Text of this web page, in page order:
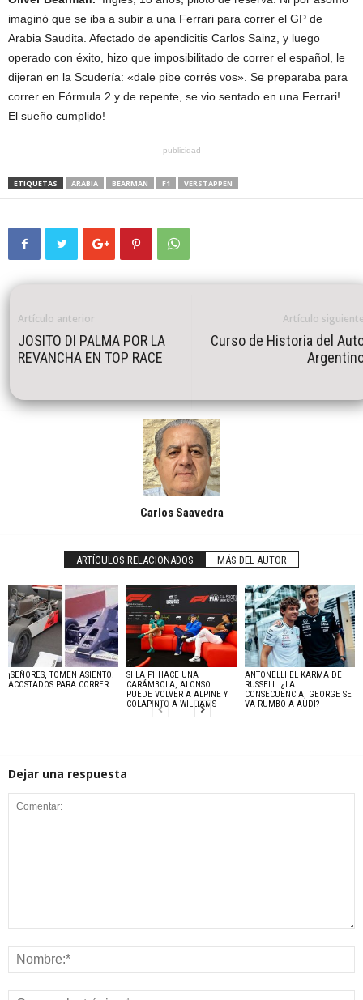
imaginó que se iba a subir a una Ferrari para correr el GP de
Arabia Saudita. Afectado de apendicitis Carlos Sainz, y luego
operado con éxito, hizo que imposibilitado de correr el español, le
dijeran en la Scudería: «dale pibe corrés vos». Se preparaba para
correr en Fórmula 2 y de repente, se vio sentado en una Ferrari!.
El sueño cumplido!
publicidad
ETIQUETAS ARABIA BEARMAN F1 VERSTAPPEN
Artículo anterior
JOSITO DI PALMA POR LA
REVANCHA EN TOP RACE
Artículo
Curso de Historia del
Carlos Saavedra
ARTÍCULOS RELACIONADOS MÁS DEL AUTOR
¡SEÑORES, TOMEN ASIENTO!
ACOSTADOS PARA CORRER…
SI LA F1 HACE UNA
CARÁMBOLA, ALONSO
PUEDE VOLVER A ALPINE Y
COLAPINTO A WILLIAMS
ANTONELLI EL KARMA DE
RUSSELL. ¿LA
CONSECUENCIA, GEORGE SE
VA RUMBO A AUDI?
Dejar una respuesta